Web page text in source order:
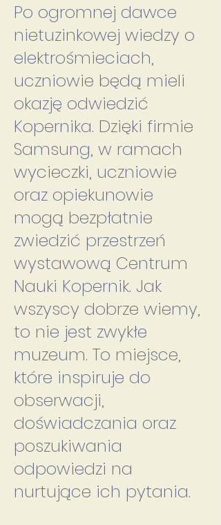
Po ogromnej dawce
nietuzinkowej wiedzy o
elektrośmieciach,
uczniowie będą mieli
okazję odwiedzić
Kopernika. Dzięki firmie
Samsung, w ramach
wycieczki, uczniowie
oraz opiekunowie
mogą bezpłatnie
zwiedzić przestrzeń
wystawową Centrum
Nauki Kopernik. Jak
wszyscy dobrze wiemy,
to nie jest zwykłe
muzeum. To miejsce,
które inspiruje do
obserwacji,
doświadczania oraz
poszukiwania
odpowiedzi na
nurtujące ich pytania.